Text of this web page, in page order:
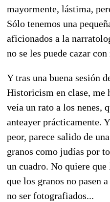
mayormente, lástima,
Sólo tenemos una
aficionados a la
no se les puede cazar con
Y tras una buena sesión
Historicism en clase, me
veía un rato a los nenes,
anteayer prácticamente.
peor, parece salido de
granos como judías por
un cuadro. No quiere que
que los granos no pasen
no ser fotografiados...